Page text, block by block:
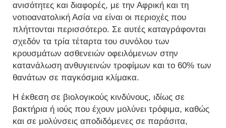
ανισότητες και διαφορές, με την Αφρική και τη
νοτιοανατολική Ασία να είναι οι περιοχές που
πλήττονται περισσότερο. Σε αυτές καταγράφονται
σχεδόν τα τρία τέταρτα του συνόλου των
κρουσμάτων ασθενειών οφειλόμενων στην
κατανάλωση ανθυγιεινών τροφίμων και το 60% των
θανάτων σε παγκόσμια κλίμακα.
Η έκθεση σε βιολογικούς κινδύνους, ιδίως σε
βακτήρια ή ιούς που έχουν μολύνει τρόφιμα, καθώς
και σε μολύνσεις αποδιδόμενες σε παράσιτα,